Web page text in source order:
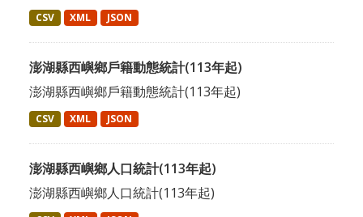
CSV XML JSON
澎湖縣西嶼鄉戶籍動態統計(113年起)
澎湖縣西嶼鄉戶籍動態統計(113年起)
CSV XML JSON
澎湖縣西嶼鄉人口統計(113年起)
澎湖縣西嶼鄉人口統計(113年起)